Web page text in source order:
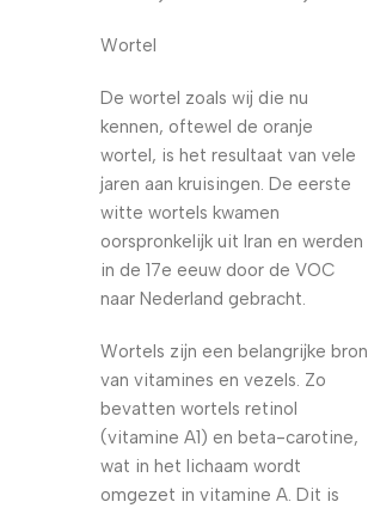
Wortel
De wortel zoals wij die nu
kennen, oftewel de oranje
wortel, is het resultaat van vele
jaren aan kruisingen. De eerste
witte wortels kwamen
oorspronkelijk uit Iran en werden
in de 17e eeuw door de VOC
naar Nederland gebracht.
Wortels zijn een belangrijke bron
van vitamines en vezels. Zo
bevatten wortels retinol
(vitamine A1) en beta-carotine,
wat in het lichaam wordt
omgezet in vitamine A. Dit is